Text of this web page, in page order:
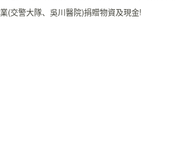
業(交警大隊、吳川醫院)捐贈物資及現金!